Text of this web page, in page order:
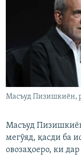
Масъуд Пизишкиён,
Масъуд
мегӯяд, қасди ба
овозаҳоеро, ки